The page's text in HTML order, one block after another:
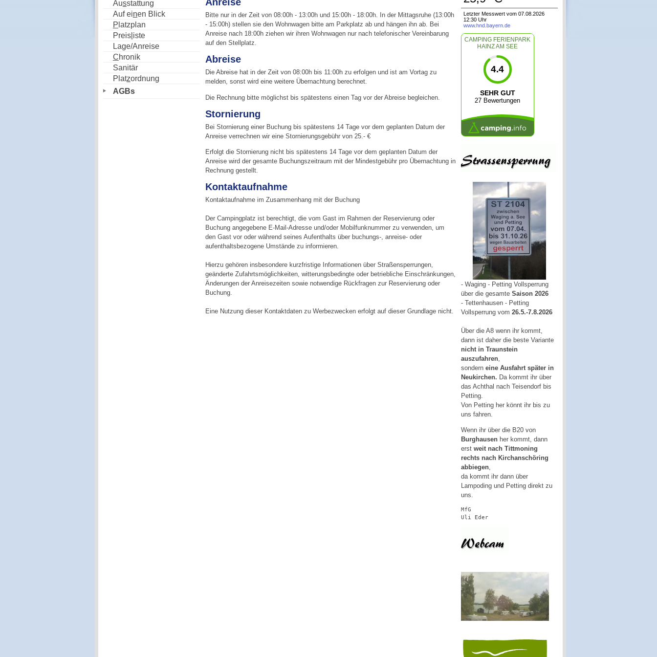
Ausstattung
Auf einen Blick
P latzplan
Preisl iste
Lage/Anreise
Chronik
Sanitär
Platzordnung
AGBs
Letzter Messwert vom 07.08.2026
12:30 Uhr
www.hnd.bayern.de
CAMPING FERIENPARK
HAINZ AM SEE
4.4
SEHR GUT
27 Bewertungen
- Waging - Petting Vollsperrung
über die gesamte Saison 2026
- Tettenhausen - Petting
Vollsperrung vom 26.5.-7.8.2026
Über die A8 wenn ihr kommt,
dann ist daher die beste Variante
nicht in Traunstein
auszufahren,
sondern eine Ausfahrt später in
Neukirchen. Da kommt ihr über
das Achthal nach Teisendorf bis
Petting.
Von Petting her könnt ihr bis zu
uns fahren.
Wenn ihr über die B20 von
Burghausenher kommt, dann
erst weit nach Tittmoning
rechts nach Kirchanschöring
abbiegen,
da kommt ihr dann über
Lampoding und Petting direkt zu
uns.
MfG
Uli Eder
Bitte nur in der Zeit von 08:00h - 13:00h und 15:00h - 18:00h. In der Mittagsruhe (13:00h
- 15:00h) stellen sie den Wohnwagen bitte am Parkplatz ab und hängen ihn ab. Bei
Anreise nach 18:00h ziehen wir ihren Wohnwagen nur nach telefonischer Vereinbarung
auf den Stellplatz.
Abreise
Die Abreise hat in der Zeit von 08:00h bis 11:00h zu erfolgen und ist am Vortag zu
melden, sonst wird eine weitere Übernachtung berechnet.
Die Rechnung bitte möglichst bis spätestens einen Tag vor der Abreise begleichen.
Stornierung
Bei Stornierung einer Buchung bis spätestens 14 Tage vor dem geplanten Datum der
Anreise verrechnen wir eine Stornierungsgebühr von 25.- €
Erfolgt die Stornierung nicht bis spätestens 14 Tage vor dem geplanten Datum der
Anreise wird der gesamte Buchungszeitraum mit der Mindestgebühr pro Übernachtung in
Rechnung gestellt.
Kontaktaufnahme
Kontaktaufnahme im Zusammenhang mit der Buchung
Der Campingplatz ist berechtigt, die vom Gast im Rahmen der Reservierung oder
Buchung angegebene E-Mail-Adresse und/oder Mobilfunknummer zu verwenden, um
den Gast vor oder während seines Aufenthalts über buchungs-, anreise- oder
aufenthaltsbezogene Umstände zu informieren.
Hierzu gehören insbesondere kurzfristige Informationen über Straßensperrungen,
geänderte Zufahrtsmöglichkeiten, witterungsbedingte oder betriebliche Einschränkungen,
Änderungen der Anreisezeiten sowie notwendige Rückfragen zur Reservierung oder
Buchung.
Eine Nutzung dieser Kontaktdaten zu Werbezwecken erfolgt auf dieser Grundlage nicht.